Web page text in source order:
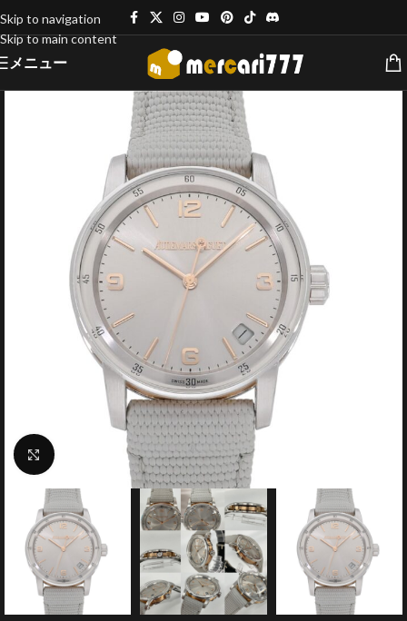
Skip to navigation
Skip to main content
メニュー
クリックで拡大